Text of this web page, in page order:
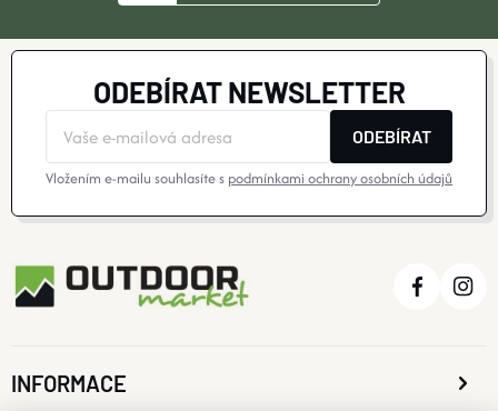
ODEBÍRAT NEWSLETTER
ODEBÍRAT
Vložením e-mailu souhlasíte s podmínkami ochrany osobních údajů
INFORMACE